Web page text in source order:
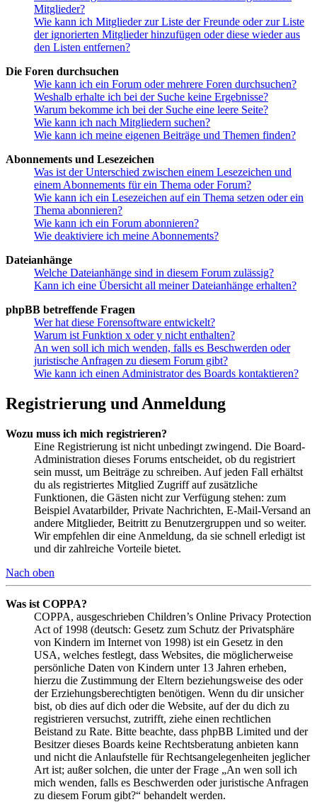
Mitglieder?
Wie kann ich Mitglieder zur Liste der Freunde oder zur Liste
der ignorierten Mitglieder hinzufügen oder diese wieder aus
den Listen entfernen?
Die Foren durchsuchen
Wie kann ich ein Forum oder mehrere Foren durchsuchen?
Weshalb erhalte ich bei der Suche keine Ergebnisse?
Warum bekomme ich bei der Suche eine leere Seite?
Wie kann ich nach Mitgliedern suchen?
Wie kann ich meine eigenen Beiträge und Themen finden?
Abonnements und Lesezeichen
Was ist der Unterschied zwischen einem Lesezeichen und
einem Abonnements für ein Thema oder Forum?
Wie kann ich ein Lesezeichen auf ein Thema setzen oder ein
Thema abonnieren?
Wie kann ich ein Forum abonnieren?
Wie deaktiviere ich meine Abonnements?
Dateianhänge
Welche Dateianhänge sind in diesem Forum zulässig?
Kann ich eine Übersicht all meiner Dateianhänge erhalten?
phpBB betreffende Fragen
Wer hat diese Forensoftware entwickelt?
Warum ist Funktion x oder y nicht enthalten?
An wen soll ich mich wenden, falls es Beschwerden oder
juristische Anfragen zu diesem Forum gibt?
Wie kann ich einen Administrator des Boards kontaktieren?
Registrierung und Anmeldung
Wozu muss ich mich registrieren?
Eine Registrierung ist nicht unbedingt zwingend. Die Board-
Administration dieses Forums entscheidet, ob du registriert
sein musst, um Beiträge zu schreiben. Auf jeden Fall erhältst
du als registriertes Mitglied Zugriff auf zusätzliche
Funktionen, die Gästen nicht zur Verfügung stehen: zum
Beispiel Avatarbilder, Private Nachrichten, E-Mail-Versand an
andere Mitglieder, Beitritt zu Benutzergruppen und so weiter.
Wir empfehlen dir eine Anmeldung, da sie schnell erledigt ist
und dir zahlreiche Vorteile bietet.
Nach oben
Was ist COPPA?
COPPA, ausgeschrieben Children’s Online Privacy Protection
Act of 1998 (deutsch: Gesetz zum Schutz der Privatsphäre
von Kindern im Internet von 1998) ist ein Gesetz in den
USA, welches festlegt, dass Websites, die möglicherweise
persönliche Daten von Kindern unter 13 Jahren erheben,
hierzu die Zustimmung der Eltern beziehungsweise des oder
der Erziehungsberechtigten benötigen. Wenn du dir unsicher
bist, ob dies auf dich oder die Website, auf der du dich zu
registrieren versuchst, zutrifft, ziehe einen rechtlichen
Beistand zu Rate. Bitte beachte, dass phpBB Limited und der
Besitzer dieses Boards keine Rechtsberatung anbieten kann
und nicht die Anlaufstelle für Rechtsangelegenheiten jeglicher
Art ist; außer solchen, die unter der Frage „An wen soll ich
mich wenden, falls es Beschwerden oder juristische Anfragen
zu diesem Forum gibt?“ behandelt werden.